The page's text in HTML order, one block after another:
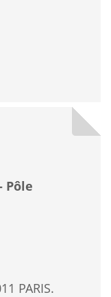
Pôle
PARIS.